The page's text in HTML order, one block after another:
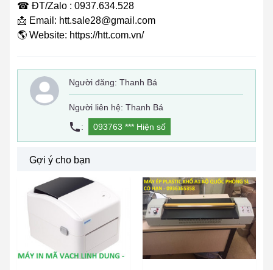
☎ ĐT/Zalo : 0937.634.528
📩 Email: htt.sale28@gmail.com
🌎 Website: https://htt.com.vn/
Người đăng: Thanh Bá
Người liên hệ: Thanh Bá
:
093763 *** Hiện số
Gợi ý cho bạn